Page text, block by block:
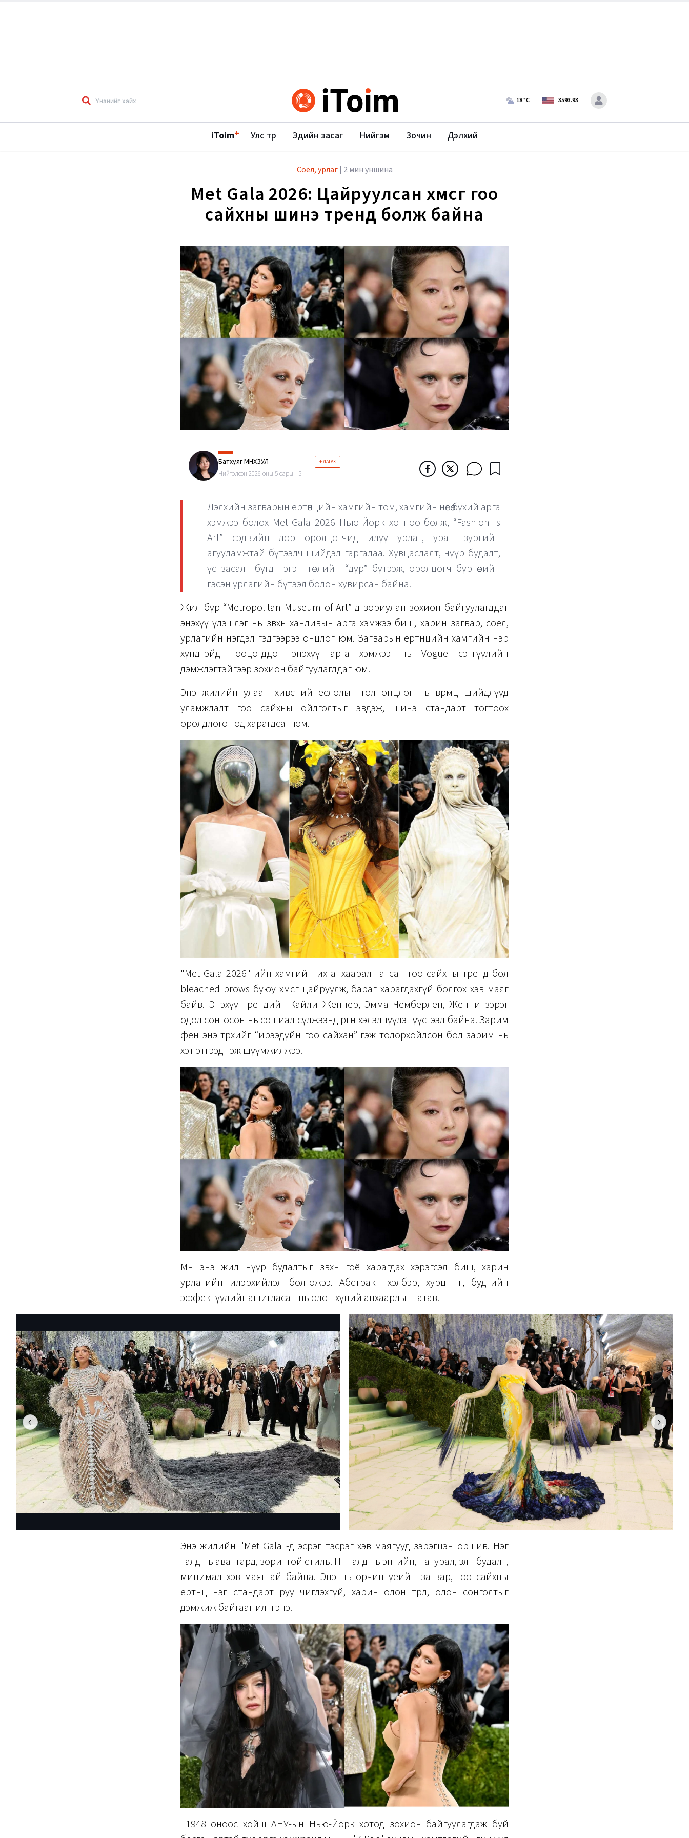
18°C 3593.93
iToim+ Улс төр Эдийн засаг Нийгэм Зочин Дэлхий
Соёл, урлаг | 2 мин уншина
Met Gala 2026: Цайруулсан хөмсөг гоо
сайхны шинэ тренд болж байна
Батхуяг МӨНХЗУЛ + ДАГАХ
Нийтэлсэн 2026 оны 5 сарын 5
Дэлхийн загварын ертөнцийн хамгийн том, хамгийн нөлөө бүхий арга
хэмжээ болох Met Gala 2026 Нью-Йорк хотноо болж, “Fashion Is
Art” сэдвийн дор оролцогчид илүү урлаг, уран зургийн
агууламжтай бүтээлч шийдэл гаргалаа. Хувцаслалт, нүүр будалт,
үс засалт бүгд нэгэн төрлийн “дүр” бүтээж, оролцогч бүр өөрийн
гэсэн урлагийн бүтээл болон хувирсан байна.
Жил бүр “Metropolitan Museum of Art”-д зориулан зохион байгуулагддаг
энэхүү үдэшлэг нь зөвхөн хандивын арга хэмжээ биш, харин загвар, соёл,
урлагийн нэгдэл гэдгээрээ онцлог юм. Загварын ертөнцийн хамгийн нэр
хүндтэйд тооцогддог энэхүү арга хэмжээ нь Vogue сэтгүүлийн
дэмжлэгтэйгээр зохион байгуулагддаг юм.
Энэ жилийн улаан хивсний ёслолын гол онцлог нь өвөрмөц шийдлүүд
уламжлалт гоо сайхны ойлголтыг эвдэж, шинэ стандарт тогтоох
оролдлого тод харагдсан юм.
"Met Gala 2026"-ийн хамгийн их анхаарал татсан гоо сайхны тренд бол
bleached brows буюу хөмсгөө цайруулж, бараг харагдахгүй болгох хэв маяг
байв. Энэхүү трендийг Кайли Женнер, Эмма Чемберлен, Женни зэрэг
одод сонгосон нь сошиал сүлжээнд өргөн хэлэлцүүлэг үүсгээд байна. Зарим
фен энэ төрхийг “ирээдүйн гоо сайхан” гэж тодорхойлсон бол зарим нь
хэт этгээд гэж шүүмжилжээ.
Мөн энэ жил нүүр будалтыг зөвхөн гоё харагдах хэрэгсэл биш, харин
урлагийн илэрхийлэл болгожээ. Абстракт хэлбэр, хурц өнгө, будгийн
эффектүүдийг ашигласан нь олон хүний анхаарлыг татав.
Энэ жилийн "Met Gala"-д эсрэг тэсрэг хэв маягууд зэрэгцэн оршив. Нэг
талд нь авангард, зоригтой стиль. Нөгөө талд нь энгийн, натурал, зөөлөн будалт,
минимал хэв маягтай байна. Энэ нь орчин үеийн загвар, гоо сайхны
ертөнц нэг стандарт руу чиглэхгүй, харин олон төрөл, олон сонголтыг
дэмжиж байгааг илтгэнэ.
1948 оноос xойш АНУ-ын Нью-Йорк xотод зоxион байгуулагдаж буй